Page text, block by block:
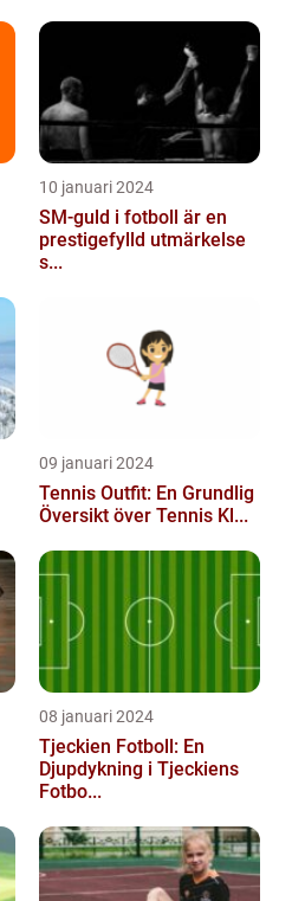
10 januari 2024
SM-guld i fotboll är en
prestigefylld utmärkelse
s...
09 januari 2024
Tennis Outfit: En Grundlig
Översikt över Tennis Kl...
08 januari 2024
Tjeckien Fotboll: En
Djupdykning i Tjeckiens
Fotbo...